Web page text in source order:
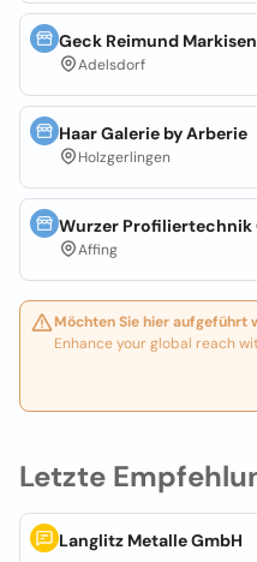
Geck Reimund Markisen
Adelsdorf
Haar Galerie by Arberie
Holzgerlingen
Wurzer Profiliertechnik
Affing
Möchten Sie hier aufgeführt
Enhance your global reach
Letzte
Langlitz Metalle GmbH